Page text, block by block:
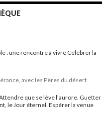
: une rencontre à vivre Célébrer la
avec les Pères du désert
que se lève l’aurore. Guetter
le Jour éternel. Espérer la venue